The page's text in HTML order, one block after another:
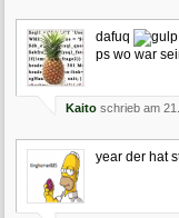
dafuq
ps wo war
Kaito schrieb am
year der hat